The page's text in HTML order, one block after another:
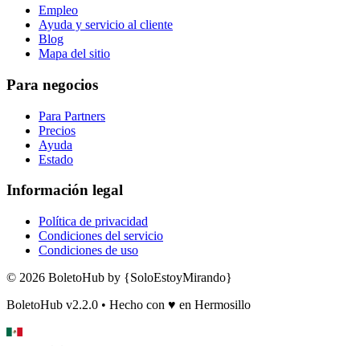
Empleo
Ayuda y servicio al cliente
Blog
Mapa del sitio
Para negocios
Para Partners
Precios
Ayuda
Estado
Información legal
Política de privacidad
Condiciones del servicio
Condiciones de uso
© 2026 BoletoHub by {SoloEstoyMirando}
BoletoHub v2.2.0 • Hecho con ♥ en Hermosillo